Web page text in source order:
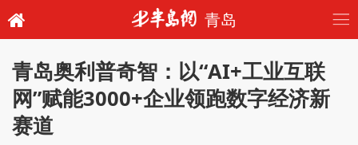
青岛
青岛奥利普奇智：以“AI+工业互联
网”赋能3000+企业领跑数字经济新
赛道